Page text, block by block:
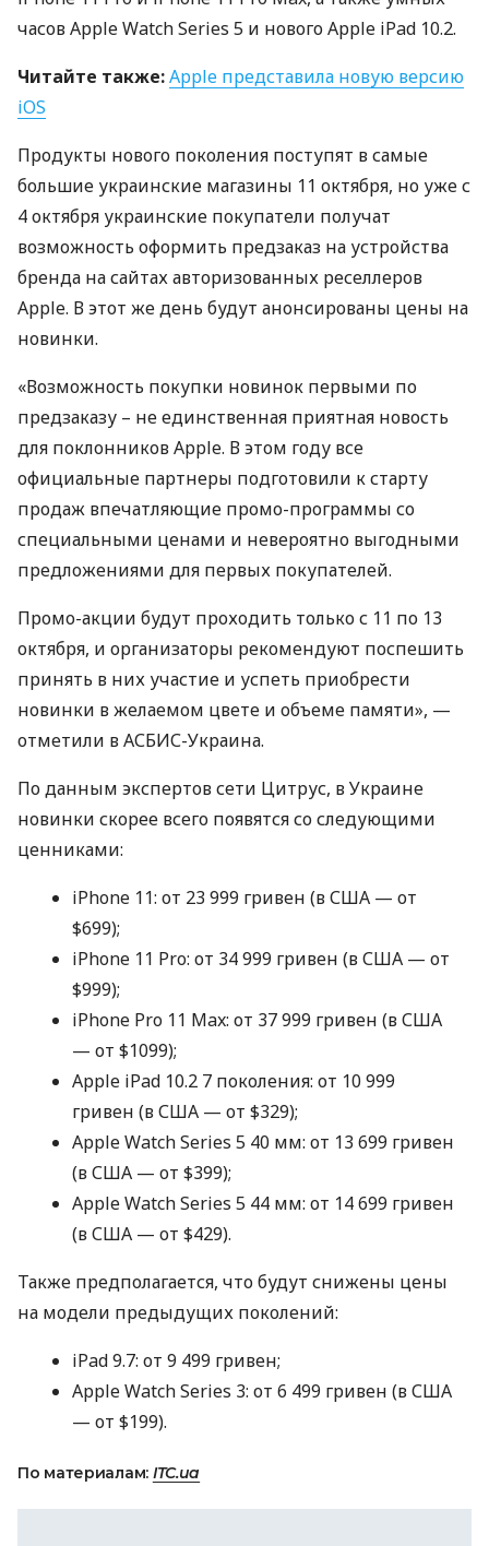
часов Apple Watch Series 5 и нового Apple iPad 10.2.
Читайте также:Apple представила новую версию
iOS
Продукты нового поколения поступят в самые
большие украинские магазины 11 октября, но уже с
4 октября украинские покупатели получат
возможность оформить предзаказ на устройства
бренда на сайтах авторизованных реселлеров
Apple. В этот же день будут анонсированы цены на
новинки.
«Возможность покупки новинок первыми по
предзаказу – не единственная приятная новость
для поклонников Apple. В этом году все
официальные партнеры подготовили к старту
продаж впечатляющие промо-программы со
специальными ценами и невероятно выгодными
предложениями для первых покупателей.
Промо-акции будут проходить только с 11 по 13
октября, и организаторы рекомендуют поспешить
принять в них участие и успеть приобрести
новинки в желаемом цвете и объеме памяти», —
отметили вАСБИС-Украина.
По данным экспертов сети Цитрус, в Украине
новинки скорее всего появятся со следующими
ценниками:
iPhone 11: от 23 999 гривен (вСША — от
$699);
iPhone 11 Pro: от 34 999 гривен (вСША — от
$999);
iPhone Pro 11 Max: от 37 999 гривен (вСША
— от $1099);
Apple iPad 10.2 7 поколения: от 10 999
гривен (вСША — от $329);
Apple Watch Series 5 40 мм: от 13 699 гривен
(вСША — от $399);
Apple Watch Series 5 44 мм: от 14 699 гривен
(вСША — от $429).
Также предполагается, что будут снижены цены
на модели предыдущих поколений:
iPad 9.7: от 9 499 гривен;
Apple Watch Series 3: от 6 499 гривен (вСША
— от $199).
По материалам: ITC.ua